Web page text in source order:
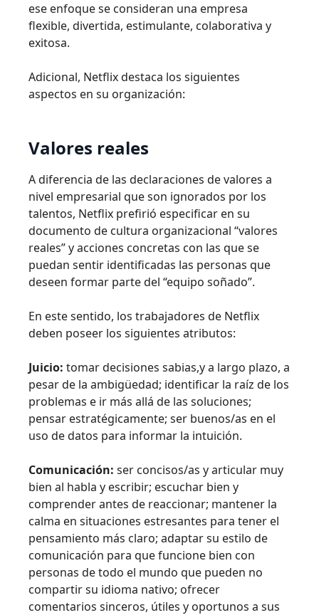
ese enfoque se consideran una empresa
flexible, divertida, estimulante, colaborativa y
exitosa.
Adicional, Netflix destaca los siguientes
aspectos en su organización:
Valores reales
A diferencia de las declaraciones de valores a
nivel empresarial que son ignorados por los
talentos, Netflix prefirió especificar en su
documento de cultura organizacional “valores
reales” y acciones concretas con las que se
puedan sentir identificadas las personas que
deseen formar parte del “equipo soñado”.
En este sentido, los trabajadores de Netflix
deben poseer los siguientes atributos:
Juicio: tomar decisiones sabias,y a largo plazo, a
pesar de la ambigüedad; identificar la raíz de los
problemas e ir más allá de las soluciones;
pensar estratégicamente; ser buenos/as en el
uso de datos para informar la intuición.
Comunicación: ser concisos/as y articular muy
bien al habla y escribir; escuchar bien y
comprender antes de reaccionar; mantener la
calma en situaciones estresantes para tener el
pensamiento más claro; adaptar su estilo de
comunicación para que funcione bien con
personas de todo el mundo que pueden no
compartir su idioma nativo; ofrecer
comentarios sinceros, útiles y oportunos a sus